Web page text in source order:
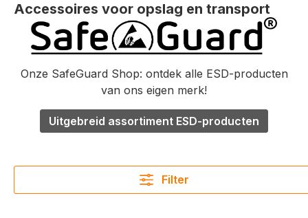
Accessoires voor opslag en transport
Onze SafeGuard Shop: ontdek alle ESD-producten
van ons eigen merk!
Uitgebreid assortiment ESD-producten
Filter